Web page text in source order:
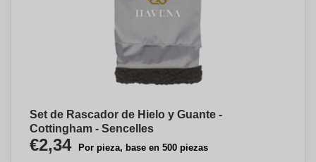
Set de Rascador de Hielo y Guante -
Cottingham - Sencelles
€2,34 Por pieza, base en 500 piezas